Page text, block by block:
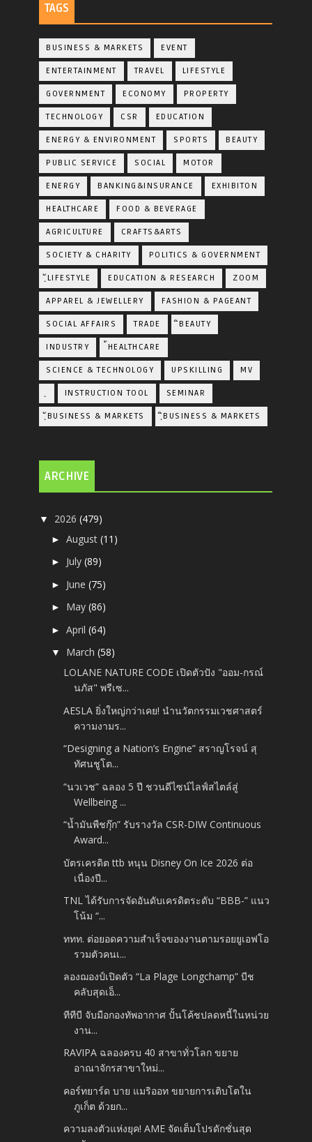
TAGS
BUSINESS & MARKETS EVENT
ENTERTAINMENT TRAVEL LIFESTYLE
GOVERNMENT ECONOMY PROPERTY
TECHNOLOGY CSR EDUCATION
ENERGY & ENVIRONMENT SPORTS BEAUTY
PUBLIC SERVICE SOCIAL MOTOR
ENERGY BANKING&INSURANCE EXHIBITON
HEALTHCARE FOOD & BEVERAGE
AGRICULTURE CRAFTS&ARTS
SOCIETY & CHARITY POLITICS & GOVERNMENT
ฺัLIFESTYLE EDUCATION & RESEARCH ZOOM
APPAREL & JEWELLERY FASHION & PAGEANT
SOCIAL AFFAIRS TRADE ิBEAUTY
INDUSTRY ้HEALTHCARE
SCIENCE & TECHNOLOGY UPSKILLING MV
INSTRUCTION TOOL SEMINAR
ฺัBUSINESS & MARKETS ฺิBUSINESS & MARKETS
ARCHIVE
▼ 2026(479)
►August(11)
► July(89)
► June(75)
► May(86)
►April(64)
▼ March(58)
LOLANE NATURE CODE เปิดตัวปัง "ออม-กรณ์
นภัส" พรีเซ...
AESLA ยิ่งใหญ่กว่าเคย! นำนวัตกรรมเวชศาสตร์
ความงามร...
“Designing a Nation’s Engine” สราญโรจน์ สุ
ทัศนชูโต...
“นวเวช” ฉลอง 5 ปี ชวนดีไซน์ไลฟ์สไตล์สู่
Wellbeing ...
“น้ำมันพืชกุ๊ก” รับรางวัล CSR-DIW Continuous
Award...
บัตรเครดิต ttb หนุน Disney On Ice 2026 ต่อ
เนื่องปี...
TNL ได้รับการจัดอันดับเครดิตระดับ “BBB-” แนว
โน้ม “...
ททท. ต่อยอดความสำเร็จของงานตามรอยยูเอฟโอ
รวมตัวคนเ...
ลองฌองป์เปิดตัว “La Plage Longchamp” บีช
คลับสุดเอ็...
ทีทีบี จับมือกองทัพอากาศ ปั้นโค้ชปลดหนี้ในหน่วย
งาน...
RAVIPA ฉลองครบ 40 สาขาทั่วโลก ขยาย
อาณาจักรสาขาใหม่...
คอร์ทยาร์ด บาย แมริออท ขยายการเติบโตใน
ภูเก็ต ด้วยก...
ความลงตัวแห่งยุค! AME จัดเต็มโปรดักชั่นสุด